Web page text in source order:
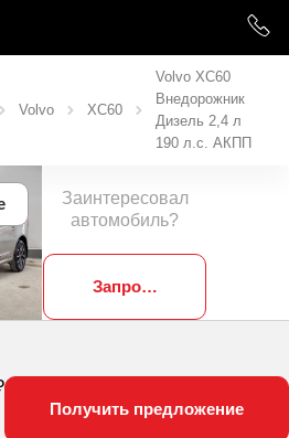
Volvo XC60
Volvo XC60
Внедорожник
Дизель 2,4 л
190 л.с. АКПП
Заинтересовал
автомобиль?
Запросить фотографии
Получить предложение